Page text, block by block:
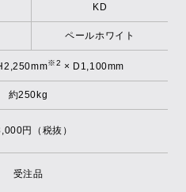
KD
ペールホワイト
※2 × D1,100mm
約250kg
円（税抜）
受注品